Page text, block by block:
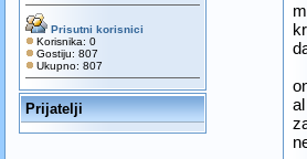
Prisutni korisnici
Korisnika: 0
Gostiju: 807
Ukupno: 807
Prijatelji